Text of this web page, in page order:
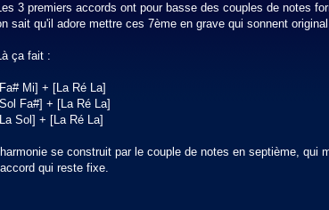
3 premiers accords ont pour basse des couples de notes
sait qu'il adore mettre ces 7ème en grave qui sonnent
ça fait :
Mi] + [La Ré La]
Fa#] + [La Ré La]
Sol] + [La Ré La]
se construit par le couple de notes en septième, qui
qui reste fixe.